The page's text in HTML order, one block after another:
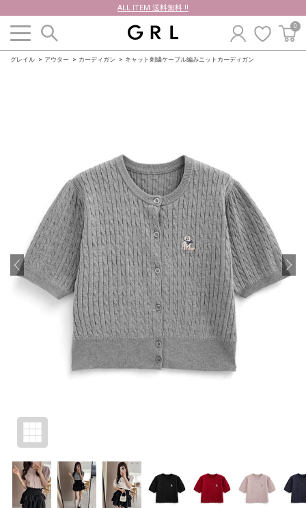
ALL ITEM 送料無料 !!
0
グレイル アウター カーディガン キャット刺繍ケーブル編みニットカーディガン